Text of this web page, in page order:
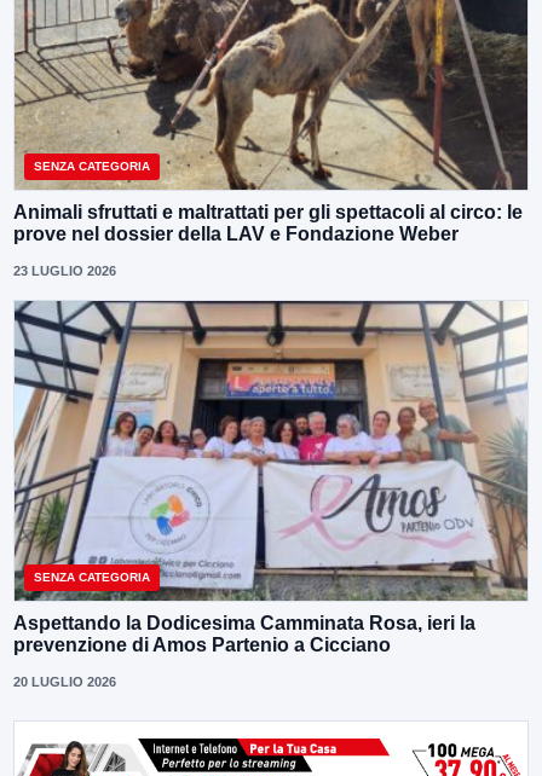
SENZA CATEGORIA
Animali sfruttati e maltrattati per gli spettacoli al circo: le
prove nel dossier della LAV e Fondazione Weber
23 LUGLIO 2026
SENZA CATEGORIA
Aspettando la Dodicesima Camminata Rosa, ieri la
prevenzione di Amos Partenio a Cicciano
20 LUGLIO 2026